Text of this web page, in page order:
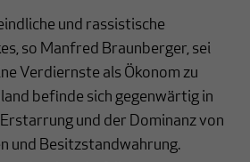
und rassistische
so Manfred Braunberger, sei
Verdiernste als Ökonom zu
befinde sich gegenwärtig in
und der Dominanz von
und Besitzstandwahrung.